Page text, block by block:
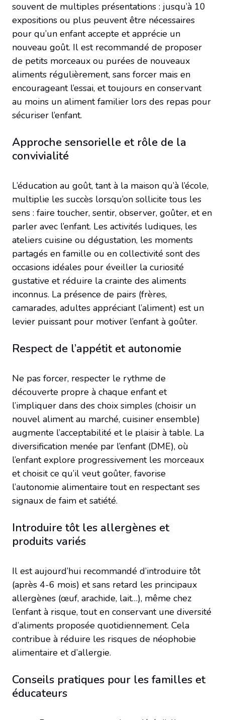
souvent de multiples présentations : jusqu’à 10
expositions ou plus peuvent être nécessaires
pour qu’un enfant accepte et apprécie un
nouveau goût. Il est recommandé de proposer
de petits morceaux ou purées de nouveaux
aliments régulièrement, sans forcer mais en
encourageant l’essai, et toujours en conservant
au moins un aliment familier lors des repas pour
sécuriser l’enfant.
Approche sensorielle et rôle de la
convivialité
L’éducation au goût, tant à la maison qu’à l’école,
multiplie les succès lorsqu’on sollicite tous les
sens : faire toucher, sentir, observer, goûter, et en
parler avec l’enfant. Les activités ludiques, les
ateliers cuisine ou dégustation, les moments
partagés en famille ou en collectivité sont des
occasions idéales pour éveiller la curiosité
gustative et réduire la crainte des aliments
inconnus. La présence de pairs (frères,
camarades, adultes appréciant l’aliment) est un
levier puissant pour motiver l’enfant à goûter.
Respect de l’appétit et autonomie
Ne pas forcer, respecter le rythme de
découverte propre à chaque enfant et
l’impliquer dans des choix simples (choisir un
nouvel aliment au marché, cuisiner ensemble)
augmente l’acceptabilité et le plaisir à table. La
diversification menée par l’enfant (DME), où
l’enfant explore progressivement les morceaux
et choisit ce qu’il veut goûter, favorise
l’autonomie alimentaire tout en respectant ses
signaux de faim et satiété.
Introduire tôt les allergènes et
produits variés
Il est aujourd’hui recommandé d’introduire tôt
(après 4-6 mois) et sans retard les principaux
allergènes (œuf, arachide, lait…), même chez
l’enfant à risque, tout en conservant une diversité
d’aliments proposée quotidiennement. Cela
contribue à réduire les risques de néophobie
alimentaire et d’allergie.
Conseils pratiques pour les familles et
éducateurs